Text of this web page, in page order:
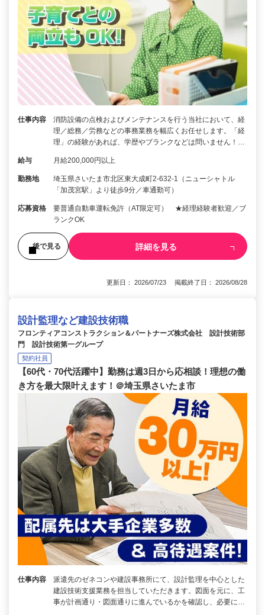
仕事内容
消防設備の点検およびメンテナンスを行う当社において、経
理／総務／労務などの事務業務を幅広くお任せします。「経
理」の経験があれば、学歴やブランクなどは問いません！…
給与 月給200,000円以上
勤務地
埼玉県さいたま市北区東大成町2-632-1（ニューシャトル
「加茂宮駅」より徒歩9分／車通勤可）
応募資格
要普通自動車運転免許（AT限定可） ★経理経験者歓迎／ブ
ランクOK
後で見る 詳細を見る
更新日： 2026/07/23 掲載終了日： 2026/08/28
設計監理など建設技術職
フロンティアコンストラクション＆パートナーズ株式会社 設計技術部
門 設計技術第一グループ
契約社員
【60代・70代活躍中】勤務は週3日から応相談！理想の働
き方を最大限叶えます！＠埼玉県さいたま市
仕事内容
派遣先のゼネコンや建設事務所にて、設計監理を中心とした
建設技術支援業務を担当していただきます。図面を元に、工
事が計画通り・図面通りに進んでいるかを確認し、必要に…